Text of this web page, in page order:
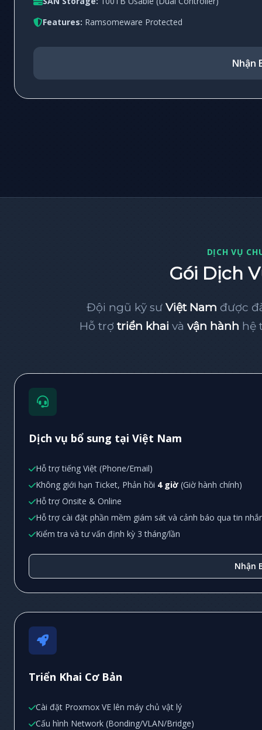
Features: Ramsomeware Protected
Nhận
DỊCH VỤ
Gói Dịch
Đội ngũ kỹ sư Việt Nam được
Hỗ trợ triển khai và vận hành hệ
Dịch vụ bổ sung tại Việt Nam
Hỗ trợ tiếng Việt (Phone/Email)
Không giới hạn Ticket, Phản hồi 4 giờ (Giờ hành chính)
Hỗ trợ Onsite & Online
Hỗ trợ cài đặt phần mềm giám sát và cảnh báo qua tin
Kiểm tra và tư vấn định kỳ 3 tháng/lần
Nhận
Triển Khai Cơ Bản
Cài đặt Proxmox VE lên máy chủ vật lý
Cấu hình Network (Bonding/VLAN/Bridge)